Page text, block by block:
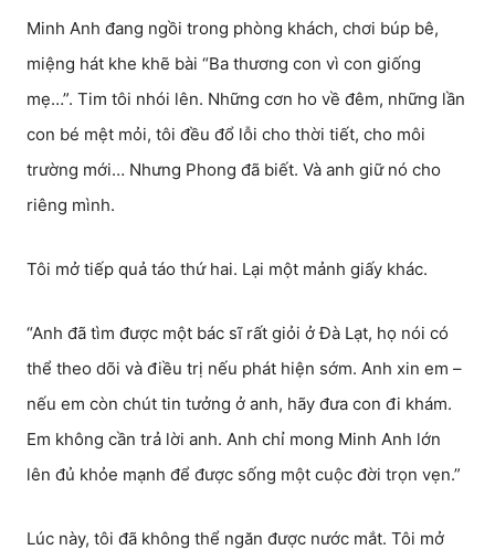
Minh Anh đang ngồi trong phòng khách, chơi búp bê,
miệng hát khe khẽ bài “Ba thương con vì con giống
mẹ…”. Tim tôi nhói lên. Những cơn ho về đêm, những lần
con bé mệt mỏi, tôi đều đổ lỗi cho thời tiết, cho môi
trường mới… Nhưng Phong đã biết. Và anh giữ nó cho
riêng mình.
Tôi mở tiếp quả táo thứ hai. Lại một mảnh giấy khác.
“Anh đã tìm được một bác sĩ rất giỏi ở Đà Lạt, họ nói có
thể theo dõi và điều trị nếu phát hiện sớm. Anh xin em –
nếu em còn chút tin tưởng ở anh, hãy đưa con đi khám.
Em không cần trả lời anh. Anh chỉ mong Minh Anh lớn
lên đủ khỏe mạnh để được sống một cuộc đời trọn vẹn.”
Lúc này, tôi đã không thể ngăn được nước mắt. Tôi mở